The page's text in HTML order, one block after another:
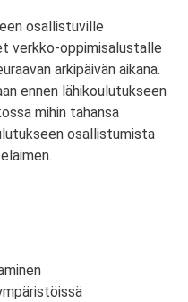
osallistuville
verkko-oppimisalustalle
arkipäivän aikana.
ennen lähikoulutukseen
mihin tahansa
osallistumista